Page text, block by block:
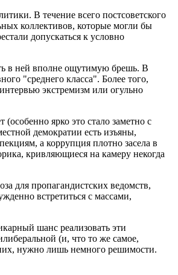
В течение всего постсоветского
коллективов, которые могли бы
допускаться к условно
в ней вполне ощутимую брешь. В
"среднего класса". Более того,
экстремизм или огульно
ярко это стало заметно с
демократии есть изъяны,
а коррупция плотно засела в
кривляющиеся на камеру некогда
для пропагандистских ведомств,
встретиться с массами,
шанс реализовать эти
(и, что то же самое,
нужно лишь немного решимости.